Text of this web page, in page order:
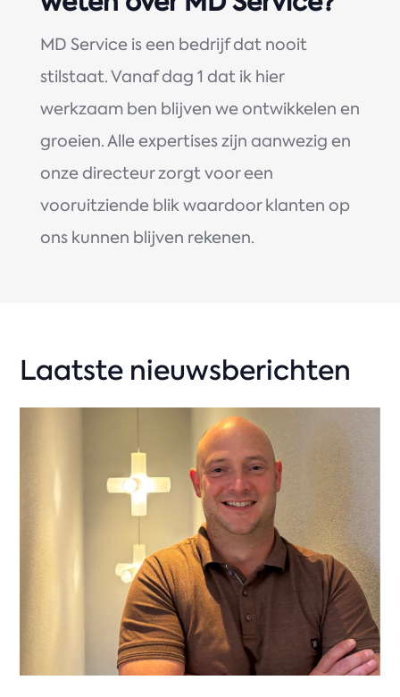
MD Service is een bedrijf dat nooit
stilstaat. Vanaf dag 1 dat ik hier
werkzaam ben blijven we ontwikkelen en
groeien. Alle expertises zijn aanwezig en
onze directeur zorgt voor een
vooruitziende blik waardoor klanten op
ons kunnen blijven rekenen.
Laatste nieuwsberichten